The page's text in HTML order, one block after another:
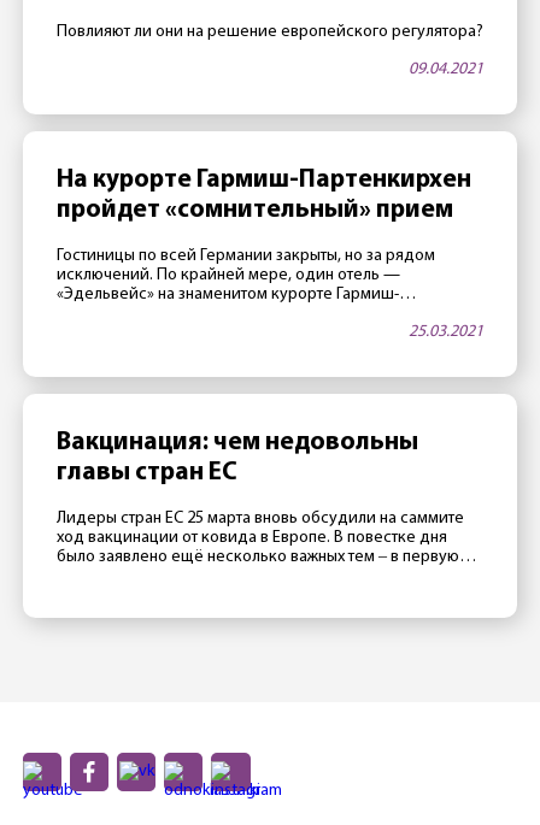
Повлияют ли они на решение европейского регулятора?
09.04.2021
На курорте Гармиш-Партенкирхен
пройдет «сомнительный» прием
Гостиницы по всей Германии закрыты, но за рядом
исключений. По крайней мере, один отель —
«Эдельвейс» на знаменитом курорте Гармиш-
известно 25 марта, в этой гостинице, принадлежащей
конференции запланировано на апрель. Как сообщили
25.03.2021
Вакцинация: чем недовольны
главы стран ЕС
Лидеры стран ЕС 25 марта вновь обсудили на саммите
ход вакцинации от ковида в Европе. В повестке дня
было заявлено ещё несколько важных тем ‒ в первую
прививочной кампании. Президент Франции Эмманюэль